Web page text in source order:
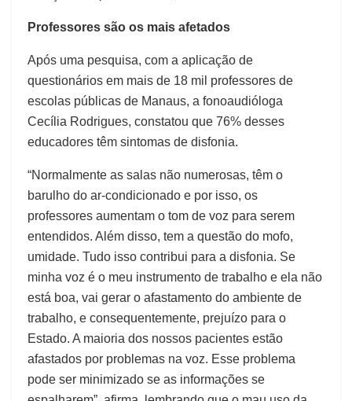
Professores são os mais afetados
Após uma pesquisa, com a aplicação de
questionários em mais de 18 mil professores de
escolas públicas de Manaus, a fonoaudióloga
Cecília Rodrigues, constatou que 76% desses
educadores têm sintomas de disfonia.
“Normalmente as salas não numerosas, têm o
barulho do ar-condicionado e por isso, os
professores aumentam o tom de voz para serem
entendidos. Além disso, tem a questão do mofo,
umidade. Tudo isso contribui para a disfonia. Se
minha voz é o meu instrumento de trabalho e ela não
está boa, vai gerar o afastamento do ambiente de
trabalho, e consequentemente, prejuízo para o
Estado. A maioria dos nossos pacientes estão
afastados por problemas na voz. Esse problema
pode ser minimizado se as informações se